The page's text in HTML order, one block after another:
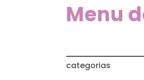
Menu
categorias